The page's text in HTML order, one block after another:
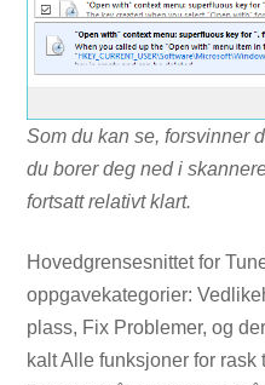
Som du kan se, forsvinner
du borer deg ned i
fortsatt relativt klart.
Hovedgrensesnittet for
oppgavekategorier:
plass, Fix Problemer, og
kalt Alle funksjoner for